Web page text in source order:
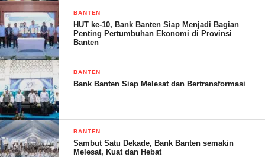
FKBB di Pantai Anyer ini kebetulan bertepatan dengan hari
ulang tahun Bairoh yang biasa dipanggil bunda Nissa selaku
bendahara FKBB. Acara juga diselingi dengan diskusi santai
antara para pengurus dan anggota untuk kemajuan kedepannya
dan berhasil menyiratkan pesan akan pentingnya kebersamaan,
solidaritas, dan kepedulian terhadap sesama. Semoga semangat
kebaikan dan kekeluargaan yang terpancar dari acara ini dapat
terus terjaga dan bermanfaat bagi masyarakat luas.
BANTEN
HUT ke-10, Bank Banten Siap Menjadi Bagian
Penting Pertumbuhan Ekonomi di Provinsi
Banten
BANTEN
Bank Banten Siap Melesat dan Bertransformasi
BANTEN
Sambut Satu Dekade, Bank Banten semakin
Melesat, Kuat dan Hebat